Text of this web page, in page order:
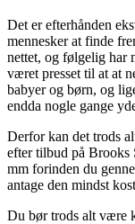
Det er efterhånden
mennesker at finde
nettet, og følgelig har
været presset til at at
babyer og børn, og
endda nogle gange
Derfor kan det trods
efter tilbud på Brooks
mm forinden du
antage den mindst
Du bør trods alt være